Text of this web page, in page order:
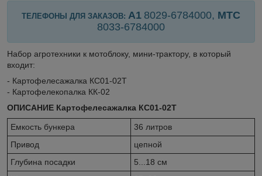
ТЕЛЕФОНЫ ДЛЯ ЗАКАЗОВ: А1 8029-6784000, МТС
8033-6784000
Набор агротехники к мотоблоку, мини-трактору, в который
входит:
- Картофелесажалка КС01-02Т
- Картофелекопалка КК-02
ОПИСАНИЕ Картофелесажалка КС01-02Т
Емкость бункера
36 литров
Привод
цепной
Глубина посадки
5...18 см